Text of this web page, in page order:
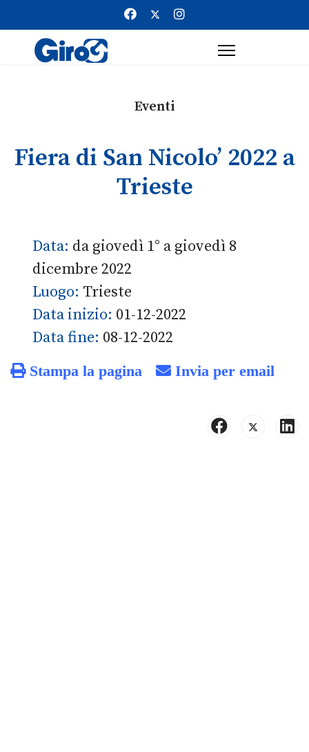
Eventi
Fiera di San Nicolo’ 2022 a
Trieste
Data: da giovedì 1° a giovedì 8
dicembre 2022
Luogo: Trieste
Data inizio: 01-12-2022
Data fine: 08-12-2022
Stampa la pagina Invia per email